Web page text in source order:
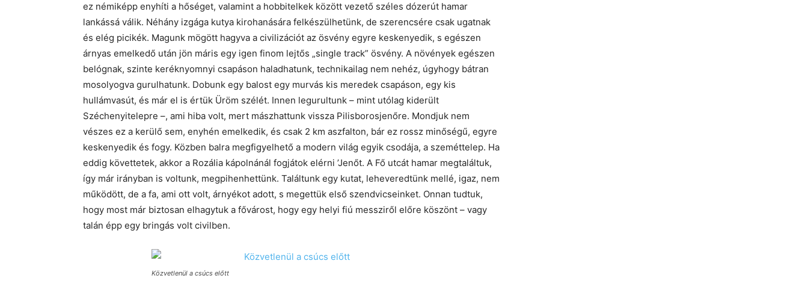
ez némiképp enyhíti a hőséget, valamint a hobbitelkek között vezető széles dózerút hamar
lankássá válik. Néhány izgága kutya kirohanására felkészülhetünk, de szerencsére csak ugatnak
és elég picikék. Magunk mögött hagyva a civilizációt az ösvény egyre keskenyedik, s egészen
árnyas emelkedő után jön máris egy igen finom lejtős „single track” ösvény. A növények egészen
belógnak, szinte keréknyomnyi csapáson haladhatunk, technikailag nem nehéz, úgyhogy bátran
mosolyogva gurulhatunk. Dobunk egy balost egy murvás kis meredek csapáson, egy kis
hullámvasút, és már el is értük Üröm szélét. Innen legurultunk – mint utólag kiderült
Széchenyitelepre –, ami hiba volt, mert mászhattunk vissza Pilisborosjenőre. Mondjuk nem
vészes ez a kerülő sem, enyhén emelkedik, és csak 2 km aszfalton, bár ez rossz minőségű, egyre
keskenyedik és fogy. Közben balra megfigyelhető a modern világ egyik csodája, a szeméttelep. Ha
eddig követtetek, akkor a Rozália kápolnánál fogjátok elérni ’Jenőt. A Fő utcát hamar megtaláltuk,
így már irányban is voltunk, megpihenhettünk. Találtunk egy kutat, leheveredtünk mellé, igaz, nem
működött, de a fa, ami ott volt, árnyékot adott, s megettük első szendvicseinket. Onnan tudtuk,
hogy most már biztosan elhagytuk a fővárost, hogy egy helyi fiú messziről előre köszönt – vagy
talán épp egy bringás volt civilben.
Közvetlenül a csúcs előtt